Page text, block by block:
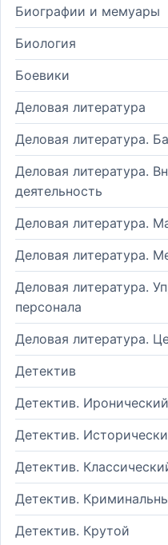
Биографии и мемуары
Биология
Боевики
Деловая литература
Деловая литература.
Деловая литература.
деятельность
Деловая литература.
Деловая литература.
Деловая литература.
персонала
Деловая литература.
Детектив
Детектив. Иронический
Детектив.
Детектив.
Детектив.
Детектив. Крутой